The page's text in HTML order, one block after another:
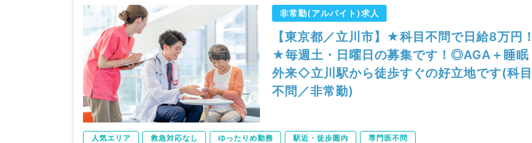
非常勤(アルバイト)求人
【東京都／立川市】★科目不問で日給8万円！
★毎週土・日曜日の募集です！◎AGA＋睡眠
外来◇立川駅から徒歩すぐの好立地です(科目
不問／非常勤)
人気エリア 救急対応なし ゆったりめ勤務 駅近・徒歩圏内 専門医不問